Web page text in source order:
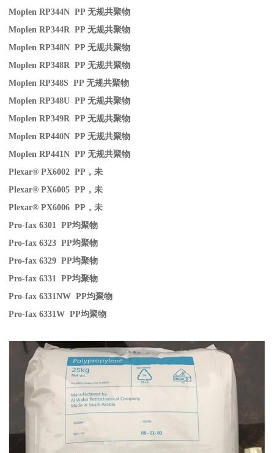
Moplen RP344N PP无规共聚物
Moplen RP344R PP无规共聚物
Moplen RP348N PP无规共聚物
Moplen RP348R PP无规共聚物
Moplen RP348S PP无规共聚物
Moplen RP348U PP无规共聚物
Moplen RP349R PP无规共聚物
Moplen RP440N PP无规共聚物
Moplen RP441N PP无规共聚物
Plexar® PX6002 PP ，未
Plexar® PX6005 PP ，未
Plexar® PX6006 PP ，未
Pro-fax 6301 PP均聚物
Pro-fax 6323 PP均聚物
Pro-fax 6329 PP均聚物
Pro-fax 6331 PP均聚物
Pro-fax 6331NW PP均聚物
Pro-fax 6331W PP均聚物